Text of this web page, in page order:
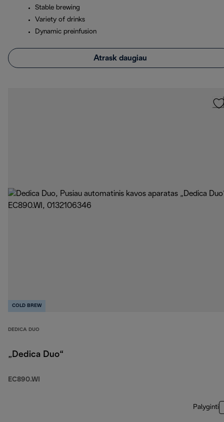
Stable brewing
Variety of drinks
Dynamic preinfusion
Atrask daugiau
COLD BREW
DEDICA DUO
„Dedica Duo“
EC890.WI
Palyginti